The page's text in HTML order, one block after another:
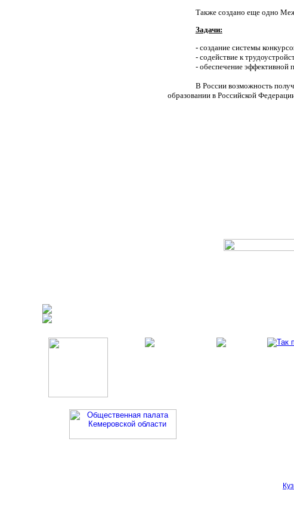
Также создано еще одно
Задачи:
- создание системы
- содействие к
- обеспечение эффективной
В России возможность
образовании в Российской